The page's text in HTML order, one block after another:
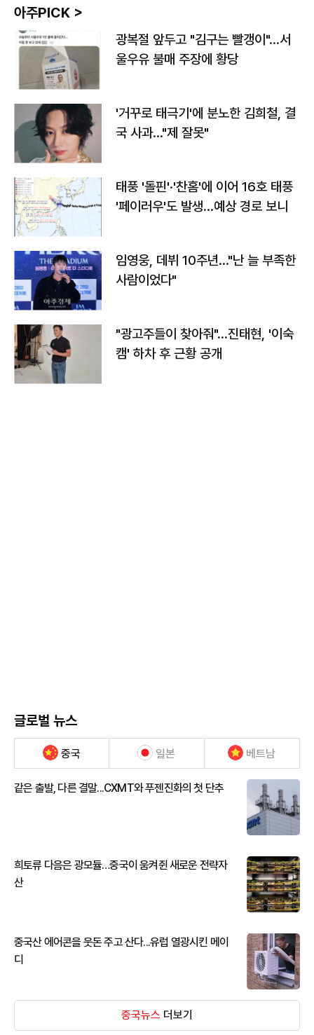
아주PICK >
광복절 앞두고 "김구는 빨갱이"…서
울우유 불매 주장에 황당
'거꾸로 태극기'에 분노한 김희철, 결
국 사과…"제 잘못"
태풍 '돌핀'·'찬홈'에 이어 16호 태풍
'페이러우'도 발생…예상 경로 보니
임영웅, 데뷔 10주년…"난 늘 부족한
사람이었다"
"광고주들이 찾아줘"…진태현, '이숙
캠' 하차 후 근황 공개
글로벌 뉴스
중국 일본 베트남
같은 출발, 다른 결말...CXMT와 푸젠진화의 첫 단추
희토류 다음은 광모듈…중국이 움켜쥔 새로운 전략자
산
중국산 에어콘을 웃돈 주고 산다...유럽 열광시킨 메이
디
중국뉴스 더보기